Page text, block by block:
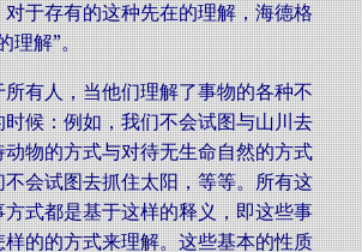
对于存有的这种先在的理解，海德格
理解”。
有人，当他们理解了事物的各种不
时候：例如，我们不会试图与山川去
物的方式与对待无生命自然的方式
不会试图去抓住太阳，等等。所有这
式都是基于这样的释义，即这些事
的的方式来理解。这些基本的性质